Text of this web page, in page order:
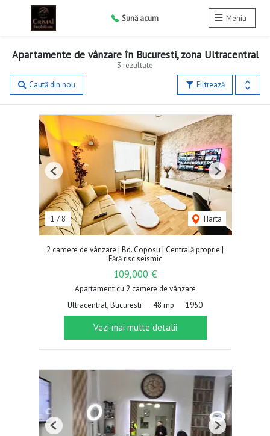
Sună acum Meniu
3 rezultate
Apartamente de vânzare în Bucuresti, zona Ultracentral
Filtrează
Caută din nou
1 / 8 Harta
Previous Next
2 camere de vânzare | Bd. Coposu | Centrală proprie |
Fără risc seismic
109,000 €
Apartament cu 2 camere de vânzare
Ultracentral, Bucuresti
48 mp 1950
Vezi mai multe detalii
Previous Next